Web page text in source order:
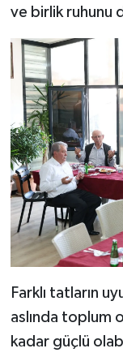
ve birlik ruhunu
Farklı tatların
aslında toplum
kadar güçlü